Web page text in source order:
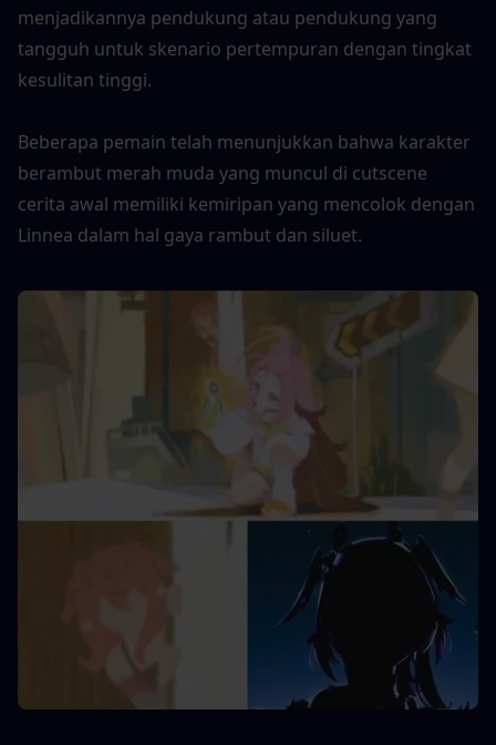
menjadikannya pendukung atau pendukung yang
tangguh untuk skenario pertempuran dengan tingkat
kesulitan tinggi.
Beberapa pemain telah menunjukkan bahwa karakter
berambut merah muda yang muncul di cutscene
cerita awal memiliki kemiripan yang mencolok dengan
Linnea dalam hal gaya rambut dan siluet.